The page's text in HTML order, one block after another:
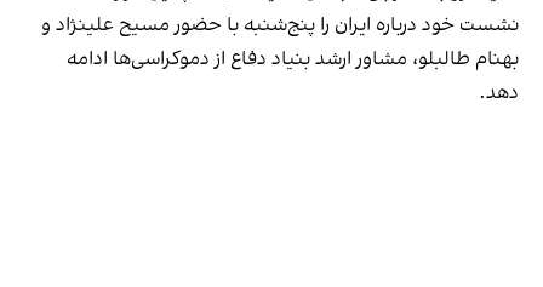
نشست خود درباره ایران را پنج‌شنبه با حضور مسیح علینژاد و
بهنام طالبلو، مشاور ارشد بنیاد دفاع از دموکراسی‌ها ادامه
دهد.